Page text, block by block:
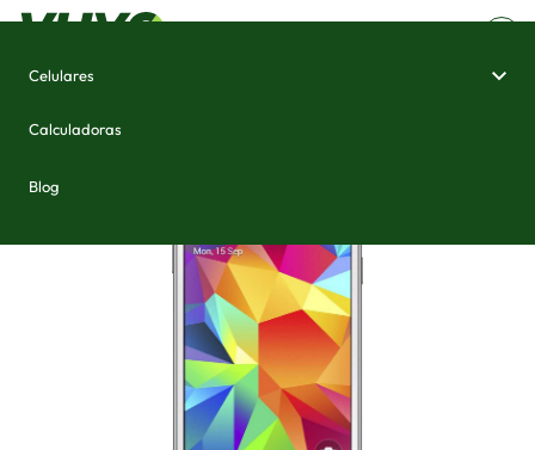
Celulares
Calculadoras
Blog